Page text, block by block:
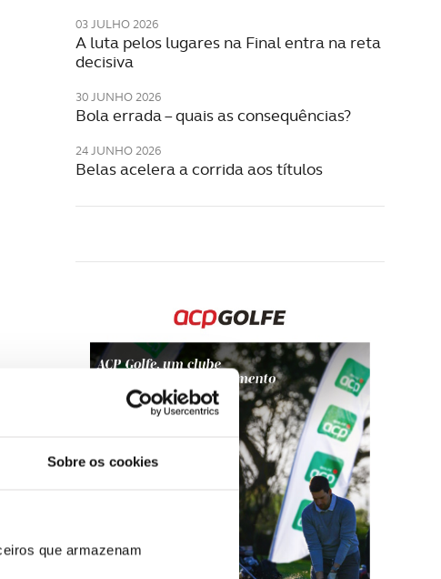
Sobre os cookies
que armazenam
03 JULHO 2026
A luta pelos lugares na Final entra na reta
decisiva
30 JUNHO 2026
Bola errada – quais as consequências?
24 JUNHO 2026
Belas acelera a corrida aos títulos